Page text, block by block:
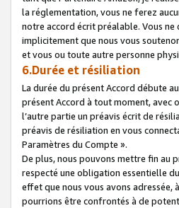
la réglementation, vous ne ferez
notre accord écrit préalable. Vous ne
implicitement que nous vous
et vous ou toute autre personne
6.Durée et résiliation
La durée du présent Accord débute
présent Accord à tout moment, avec
l’autre partie un préavis écrit de
préavis de résiliation en vous
Paramètres du Compte ».
De plus, nous pouvons mettre fin au
respecté une obligation essentielle
effet que nous vous avons
pourrions être confrontés à de